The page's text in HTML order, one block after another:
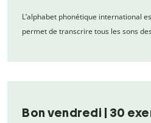
L’alphabet phonétique international
permet de transcrire tous les sons
Bon vendredi | 30